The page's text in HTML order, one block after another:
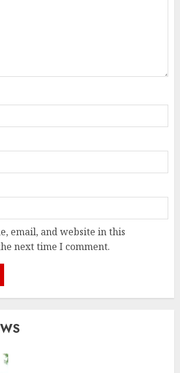
email, and website in this
next time I comment.